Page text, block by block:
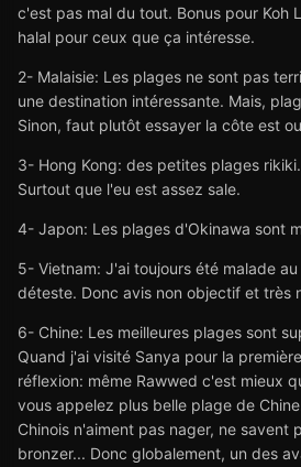
c'est pas mal du tout. Bonus pour Koh
halal pour ceux que ça intéresse.
2- Malaisie: Les plages ne sont pas
une destination intéressante. Mais,
Sinon, faut plutôt essayer la côte est
3- Hong Kong: des petites plages
Surtout que l'eu est assez sale.
4- Japon: Les plages d'Okinawa sont
5- Vietnam: J'ai toujours été malade
déteste. Donc avis non objectif et très
6- Chine: Les meilleures plages sont
Quand j'ai visité Sanya pour la
réflexion: même Rawwed c'est mieux
vous appelez plus belle plage de
Chinois n'aiment pas nager, ne savent
bronzer... Donc globalement, un des